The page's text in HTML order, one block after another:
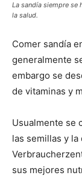
La sandía siempre se
la salud.
Comer sandía
generalmente
embargo se
de vitaminas y
Usualmente se
las semillas y
sus mejores